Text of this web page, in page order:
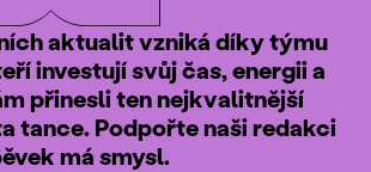
aktualit vzniká díky týmu
investují svůj čas, energii a
přinesli ten nejkvalitnější
tance. Podpořte naši redakci
má smysl.